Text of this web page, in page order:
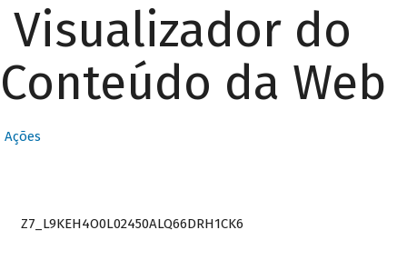
Visualizador do
Conteúdo da Web
Ações
Z7_L9KEH4O0L02450ALQ66DRH1CK6